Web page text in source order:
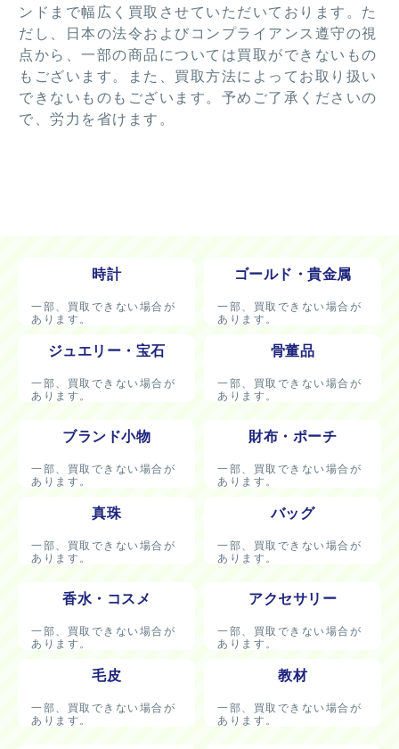
ンドまで幅広く買取させていただいております。た
だし、日本の法令およびコンプライアンス遵守の視
点から、一部の商品については買取ができないもの
もございます。また、買取方法によってお取り扱い
できないものもございます。予めご了承くださいの
で、労力を省けます。
時計
一部、買取できない場合が
あります。
ゴールド・貴金属
一部、買取できない場合が
あります。
ジュエリー・宝石
一部、買取できない場合が
あります。
骨董品
一部、買取できない場合が
あります。
ブランド小物
一部、買取できない場合が
あります。
財布・ポーチ
一部、買取できない場合が
あります。
真珠
一部、買取できない場合が
あります。
バッグ
一部、買取できない場合が
あります。
香水・コスメ
一部、買取できない場合が
あります。
アクセサリー
一部、買取できない場合が
あります。
毛皮
一部、買取できない場合が
あります。
教材
一部、買取できない場合が
あります。